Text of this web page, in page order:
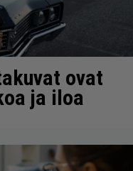
ovat
ja iloa